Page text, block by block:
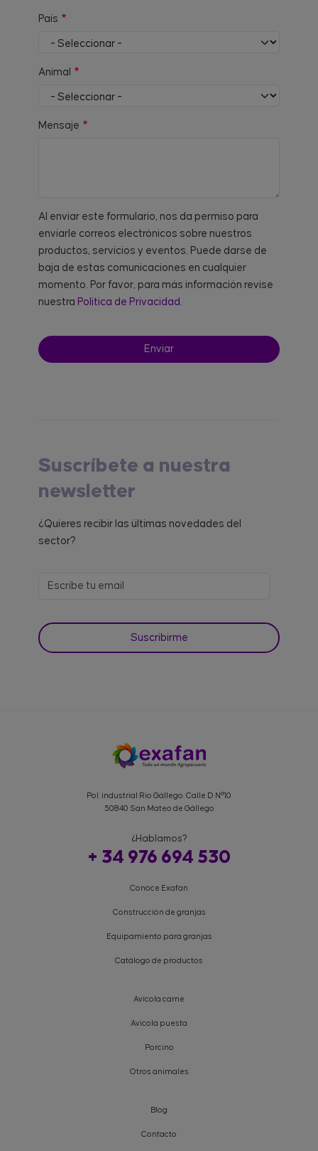
País
Animal
Mensaje
Al enviar este formulario, nos da permiso para
enviarle correos electrónicos sobre nuestros
productos, servicios y eventos. Puede darse de
baja de estas comunicaciones en cualquier
momento. Por favor, para más información revise
nuestra Política de Privacidad.
Suscríbete a nuestra
newsletter
¿Quieres recibir las últimas novedades del
sector?
Pol. industrial Rio Gállego. Calle D Nº10
50840 San Mateo de Gállego
¿Hablamos?
+ 34 976 694 530
Conoce Exafan
Construcción de granjas
Equipamiento para granjas
Catálogo de productos
Avícola carne
Avícola puesta
Porcino
Otros animales
Blog
Contacto